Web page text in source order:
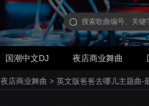
国潮中文DJ 夜店商业舞曲
夜店商业舞曲 > 英文版爸爸去哪儿主题曲-